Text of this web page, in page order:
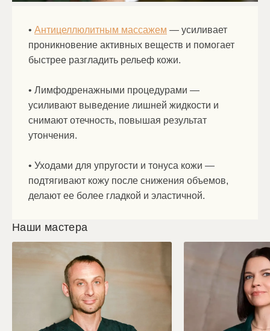
Наши мастера
• Антицеллюлитным массажем — усиливает
проникновение активных веществ и помогает
быстрее разгладить рельеф кожи.
• Лимфодренажными процедурами —
усиливают выведение лишней жидкости и
снимают отечность, повышая результат
утончения.
• Уходами для упругости и тонуса кожи —
подтягивают кожу после снижения объемов,
делают ее более гладкой и эластичной.